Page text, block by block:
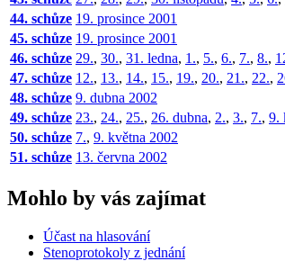
44. schůze 19. prosince 2001
45. schůze 19. prosince 2001
46. schůze 29., 30., 31. ledna, 1., 5., 6., 7., 8.,
47. schůze 12., 13., 14., 15., 19., 20., 21., 22.,
48. schůze 9. dubna 2002
49. schůze 23., 24., 25., 26. dubna, 2., 3., 7., 9.
50. schůze 7., 9. května 2002
51. schůze 13. června 2002
Mohlo by vás zajímat
Účast na hlasování
Stenoprotokoly z jednání